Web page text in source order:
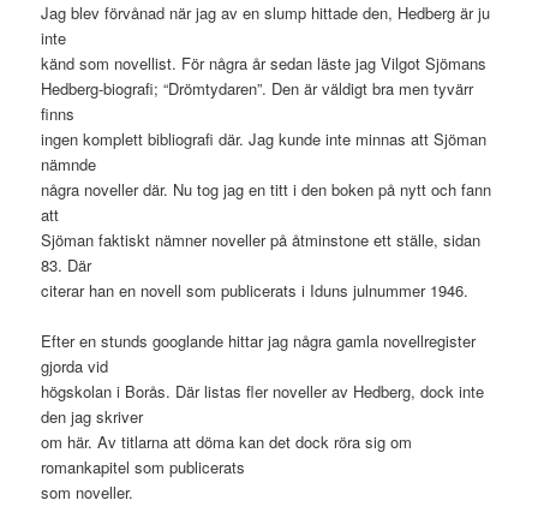
Jag blev förvånad när jag av en slump hittade den, Hedberg är ju
inte
känd som novellist. För några år sedan läste jag Vilgot Sjömans
Hedberg-biografi; “Drömtydaren”. Den är väldigt bra men tyvärr
finns
ingen komplett bibliografi där. Jag kunde inte minnas att Sjöman
nämnde
några noveller där. Nu tog jag en titt i den boken på nytt och fann
att
Sjöman faktiskt nämner noveller på åtminstone ett ställe, sidan
83. Där
citerar han en novell som publicerats i Iduns julnummer 1946.
Efter en stunds googlande hittar jag några gamla novellregister
gjorda vid
högskolan i Borås. Där listas fler noveller av Hedberg, dock inte
den jag skriver
om här. Av titlarna att döma kan det dock röra sig om
romankapitel som publicerats
som noveller.